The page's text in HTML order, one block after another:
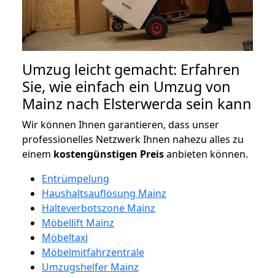
Umzug leicht gemacht: Erfahren
Sie, wie einfach ein Umzug von
Mainz nach Elsterwerda sein kann
Wir können Ihnen garantieren, dass unser
professionelles Netzwerk Ihnen nahezu alles zu
einem kostengünstigen Preisanbieten können.
Entrümpelung
Haushaltsauflösung Mainz
Halteverbotszone Mainz
Möbellift Mainz
Möbeltaxi
Möbelmitfahrzentrale
Umzugshelfer Mainz